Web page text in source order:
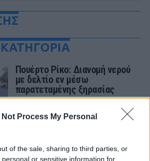
Not Process My Personal
of the sale, sharing to third parties, or
or sensitive information for
Πουέρτο Ρίκο: Διανομή νερού
με δελτίο εν μέσω
παρατεταμένης ξηρασίας
Πώς διαχειρίζεται το Πουέρτο Ρίκο την
κρίση νερού και πώς επηρεάζεται η
Σαρωτικοί έλεγχοι στις